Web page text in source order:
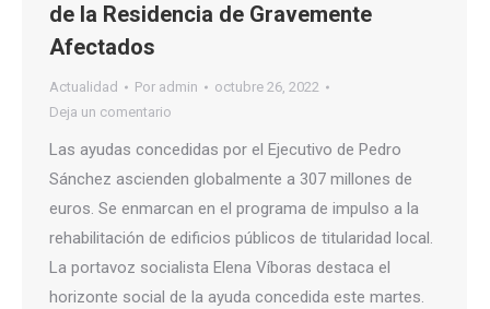
de la Residencia de Gravemente
Afectados
Actualidad Por admin
octubre 26, 2022
Deja un comentario
Las ayudas concedidas por el Ejecutivo de Pedro
Sánchez ascienden globalmente a 307 millones de
euros. Se enmarcan en el programa de impulso a la
rehabilitación de edificios públicos de titularidad local.
La portavoz socialista Elena Víboras destaca el
horizonte social de la ayuda concedida este martes.